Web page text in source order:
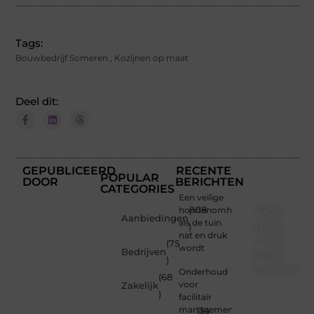
Tags:
Bouwbedrijf Someren Kozijnen op maat
Deel dit:
GEPUBLICEERD
DOOR
POPULAR
CATEGORIES
Aanbiedingen
(108
)
Bedrijven
(75
)
Zakelijk
(68
)
(34
RECENTE
BERICHTEN
Een veilige
hondenomheining
als de tuin
nat en druk
wordt
Onderhoud
voor
facilitair
management: